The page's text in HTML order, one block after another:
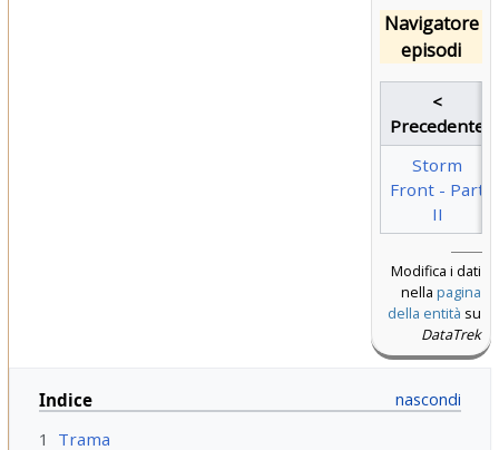
Navigatore
episodi
<
Precedente
Storm
Front - Part
II
Modifica i dati
nella pagina
della entità su
DataTrek
Indice
1
Trama